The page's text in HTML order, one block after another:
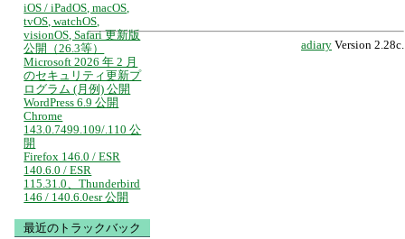
adiary Version 2.28c.
iOS / iPadOS, macOS,
tvOS, watchOS,
visionOS, Safari 更新版
公開（26.3等）
Microsoft 2026 年 2 月
のセキュリティ更新プ
ログラム (月例) 公開
WordPress 6.9 公開
Chrome
143.0.7499.109/.110 公
開
Firefox 146.0 / ESR
140.6.0 / ESR
115.31.0、Thunderbird
146 / 140.6.0esr 公開
最近のトラックバック